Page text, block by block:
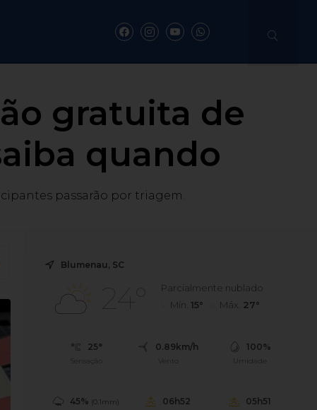
gratuita de
quando
passarão por triagem.
Blumenau, SC
24°
Parcialmente nublado
Mín.15° Máx. 27°
25°
Sensação
0.89km/h
Vento
100%
Umidade
45% (0.1mm)
06h52 05h51